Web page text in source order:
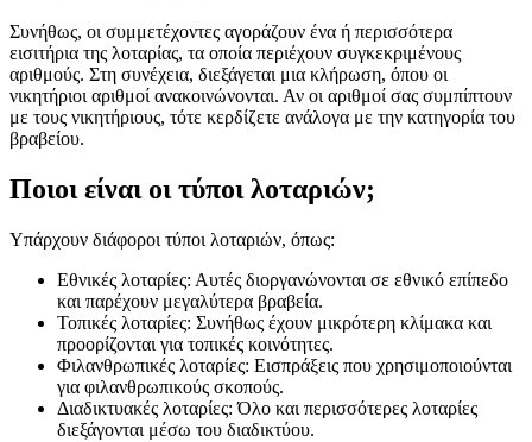
Συνήθως, οι συμμετέχοντες αγοράζουν ένα ή περισσότερα
εισιτήρια της λοταρίας, τα οποία περιέχουν συγκεκριμένους
αριθμούς. Στη συνέχεια, διεξάγεται μια κλήρωση, όπου οι
νικητήριοι αριθμοί ανακοινώνονται. Αν οι αριθμοί σας συμπίπτουν
με τους νικητήριους, τότε κερδίζετε ανάλογα με την κατηγορία του
βραβείου.
Ποιοι είναι οι τύποι λοταριών;
Υπάρχουν διάφοροι τύποι λοταριών, όπως:
Εθνικές λοταρίες: Αυτές διοργανώνονται σε εθνικό επίπεδο
και παρέχουν μεγαλύτερα βραβεία.
Τοπικές λοταρίες: Συνήθως έχουν μικρότερη κλίμακα και
προορίζονται για τοπικές κοινότητες.
Φιλανθρωπικές λοταρίες: Εισπράξεις που χρησιμοποιούνται
για φιλανθρωπικούς σκοπούς.
Διαδικτυακές λοταρίες: Όλο και περισσότερες λοταρίες
διεξάγονται μέσω του διαδικτύου.